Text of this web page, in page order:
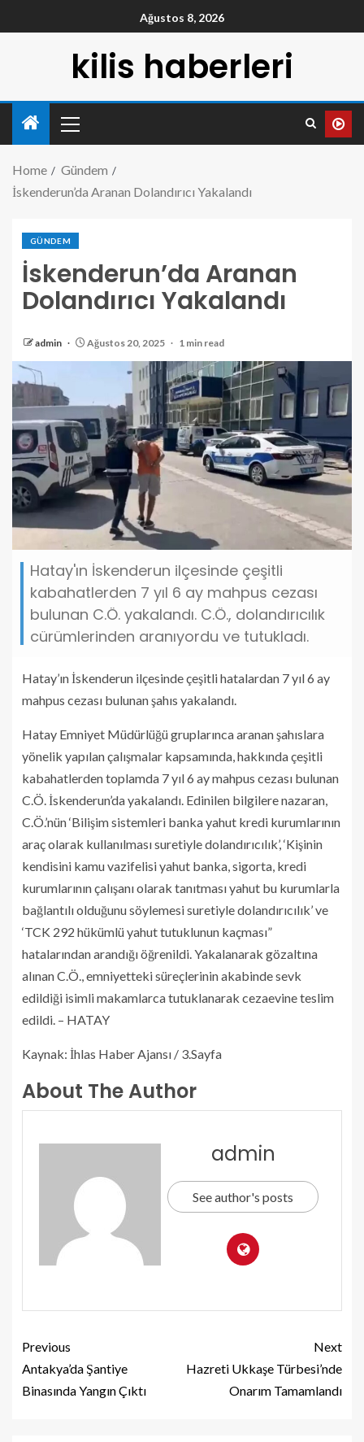
Ağustos 8, 2026
kilis haberleri
Home
Gündem
İskenderun’da Aranan Dolandırıcı Yakalandı
GÜNDEM
İskenderun’da Aranan
Dolandırıcı Yakalandı
admin Ağustos 20, 2025 1 min read
Hatay'ın İskenderun ilçesinde çeşitli
kabahatlerden 7 yıl 6 ay mahpus cezası
bulunan C.Ö. yakalandı. C.Ö., dolandırıcılık
cürümlerinden aranıyordu ve tutukladı.
Hatay’ın İskenderun ilçesinde çeşitli hatalardan 7 yıl 6 ay
mahpus cezası bulunan şahıs yakalandı.
Hatay Emniyet Müdürlüğü gruplarınca aranan şahıslara
yönelik yapılan çalışmalar kapsamında, hakkında çeşitli
kabahatlerden toplamda 7 yıl 6 ay mahpus cezası bulunan
C.Ö. İskenderun’da yakalandı. Edinilen bilgilere nazaran,
C.Ö.’nün ‘Bilişim sistemleri banka yahut kredi kurumlarının
araç olarak kullanılması suretiyle dolandırıcılık’, ‘Kişinin
kendisini kamu vazifelisi yahut banka, sigorta, kredi
kurumlarının çalışanı olarak tanıtması yahut bu kurumlarla
bağlantılı olduğunu söylemesi suretiyle dolandırıcılık’ ve
‘TCK 292 hükümlü yahut tutuklunun kaçması”
hatalarından arandığı öğrenildi. Yakalanarak gözaltına
alınan C.Ö., emniyetteki süreçlerinin akabinde sevk
edildiği isimli makamlarca tutuklanarak cezaevine teslim
edildi. – HATAY
Kaynak: İhlas Haber Ajansı / 3.Sayfa
About The Author
admin
See author's posts
Previous
Antakya’da Şantiye
Binasında Yangın Çıktı
Next
Hazreti Ukkaşe Türbesi’nde
Onarım Tamamlandı